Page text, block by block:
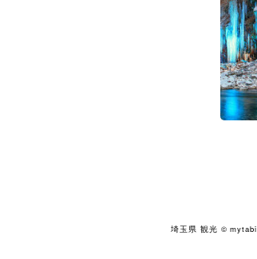
埼玉県 観光 © mytabi